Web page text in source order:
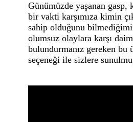
Günümüzde yaşanan gasp,
bir vakti karşımıza kimin
sahip olduğunu
olumsuz olaylara karşı
bulundurmanız gereken
seçeneği ile sizlere